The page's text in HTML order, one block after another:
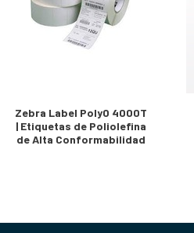
Zebra Label PolyO 4000T
| Etiquetas de Poliolefina
de Alta Conformabilidad